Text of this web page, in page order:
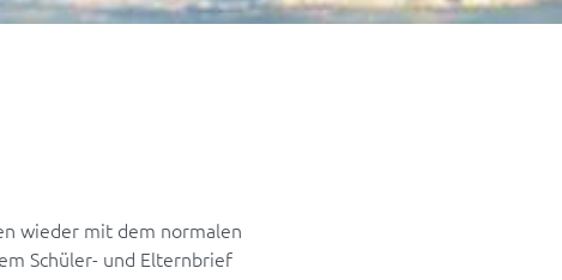
wieder mit dem normalen
Schüler- und Elternbrief